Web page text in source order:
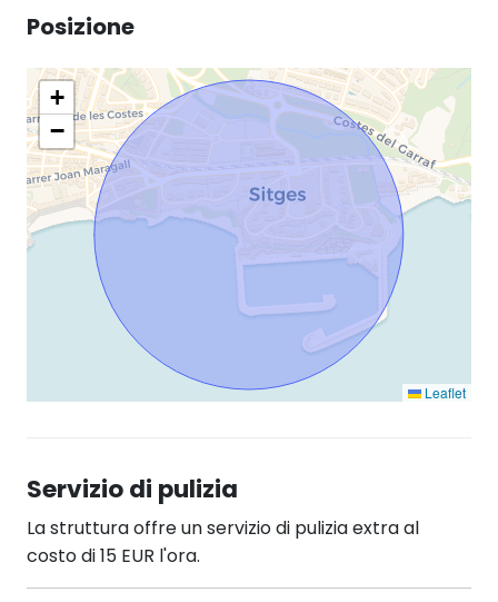
Posizione
+
−
Leaflet
Servizio di pulizia
La struttura offre un servizio di pulizia extra al
costo di 15 EUR l'ora.